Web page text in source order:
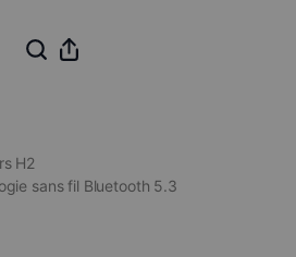
H2
sans fil Bluetooth 5.3